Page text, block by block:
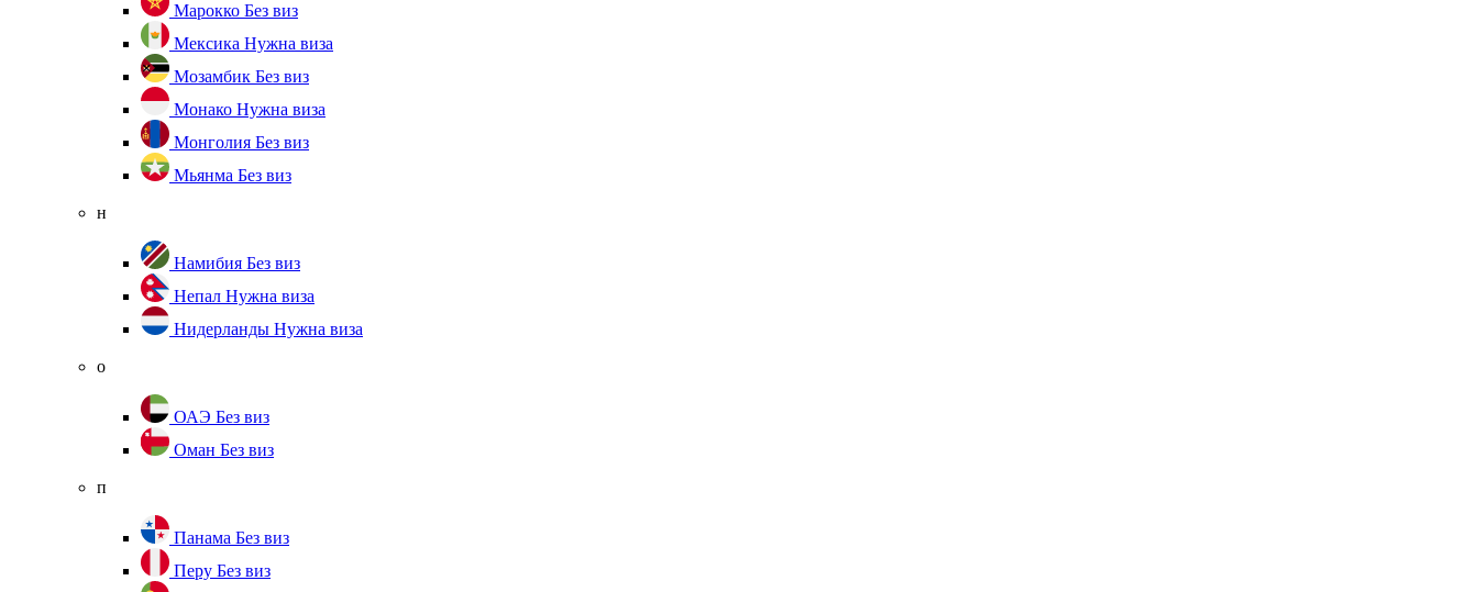
Марокко Без виз
Мексика Нужна виза
Мозамбик Без виз
Монако Нужна виза
Монголия Без виз
Мьянма Без виз
н
Намибия Без виз
Непал Нужна виза
Нидерланды Нужна виза
о
ОАЭ Без виз
Оман Без виз
п
Панама Без виз
Перу Без виз